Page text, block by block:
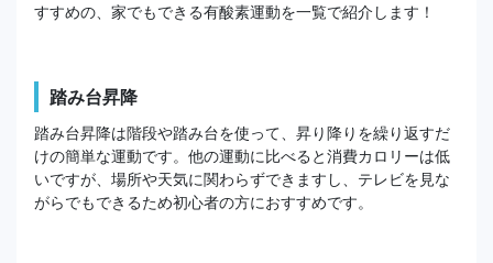
すすめの、家でもできる有酸素運動を一覧で紹介します！
踏み台昇降
踏み台昇降は階段や踏み台を使って、昇り降りを繰り返すだ
けの簡単な運動です。他の運動に比べると消費カロリーは低
いですが、場所や天気に関わらずできますし、テレビを見な
がらでもできるため初心者の方におすすめです。